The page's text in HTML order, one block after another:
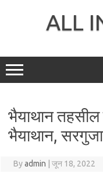
ALL
भैयाथान तहसील
भैयाथान, सरगुजा
Byadmin जून 18, 2022